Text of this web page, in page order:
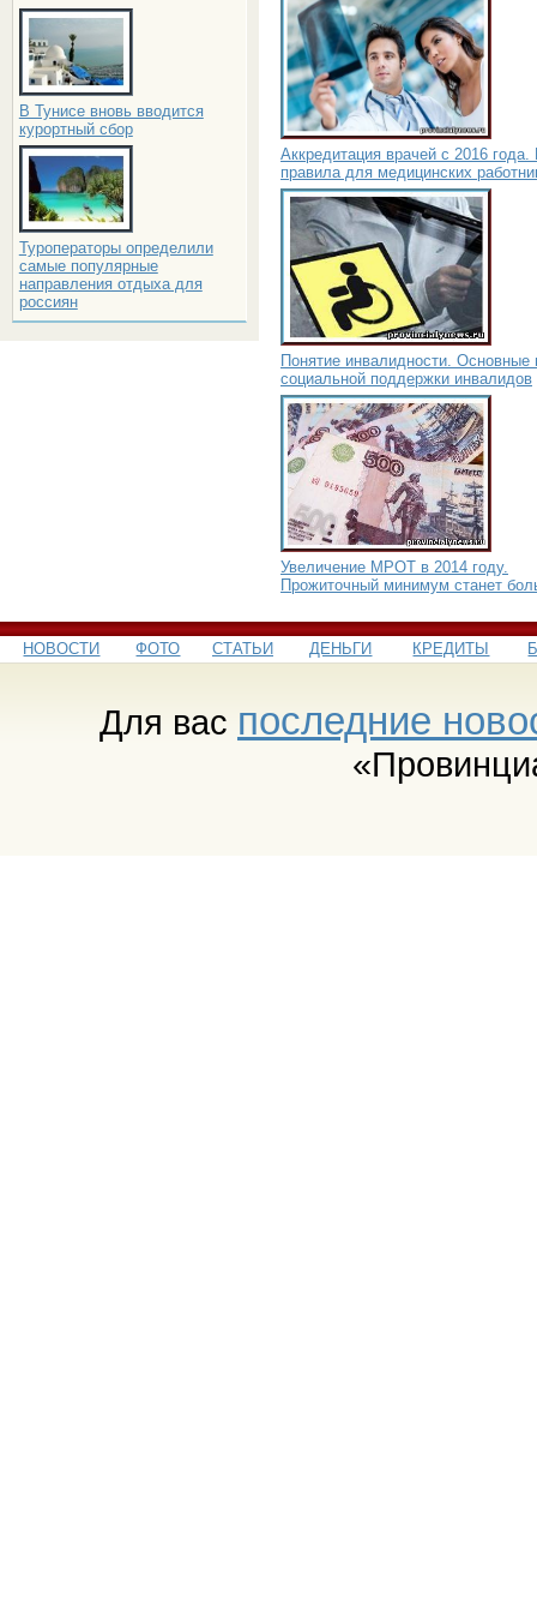
В Тунисе вновь вводится
курортный сбор
Туроператоры определили
самые популярные
направления отдыха для
россиян
Аккредитация врачей с 2016
правила для медицинских
Понятие инвалидности. Основные
социальной поддержки инвалидов
Увеличение МРОТ в 2014 году.
Прожиточный минимум станет
НОВОСТИ ФОТО СТАТЬИ ДЕНЬГИ КРЕДИТЫ
Для вас последние